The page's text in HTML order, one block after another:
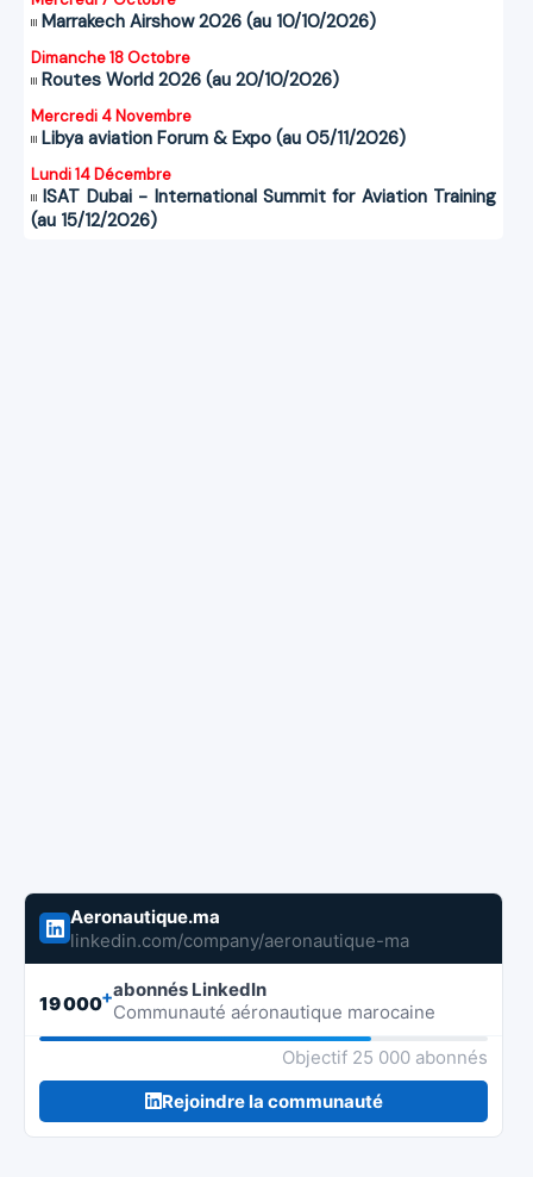
Marrakech Airshow 2026 (au 10/10/2026)
Dimanche 18 Octobre
Routes World 2026 (au 20/10/2026)
Mercredi 4 Novembre
Libya aviation Forum & Expo (au 05/11/2026)
Lundi 14 Décembre
ISAT Dubai - International Summit for Aviation Training
(au 15/12/2026)
Aeronautique.ma
linkedin.com/company/aeronautique-ma
19 000+abonnés LinkedIn
Communauté aéronautique marocaine
Objectif 25 000 abonnés
Rejoindre la communauté